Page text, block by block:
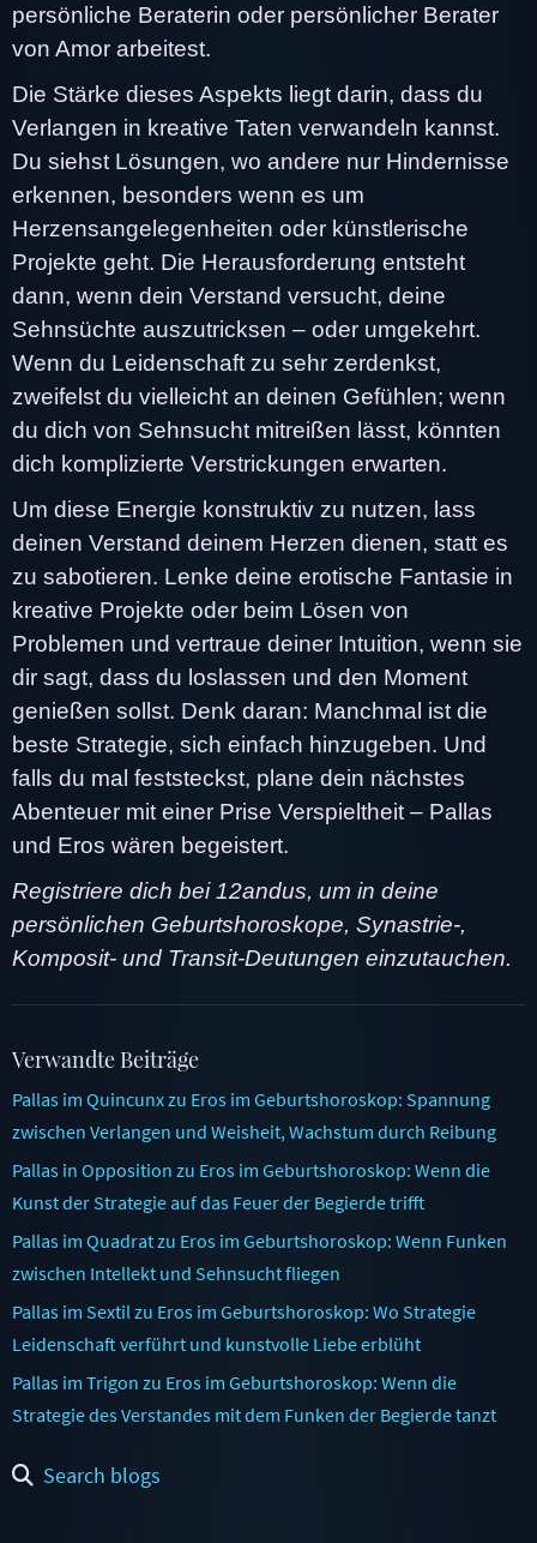
persönliche Beraterin oder persönlicher Berater
von Amor arbeitest.
Die Stärke dieses Aspekts liegt darin, dass du
Verlangen in kreative Taten verwandeln kannst.
Du siehst Lösungen, wo andere nur Hindernisse
erkennen, besonders wenn es um
Herzensangelegenheiten oder künstlerische
Projekte geht. Die Herausforderung entsteht
dann, wenn dein Verstand versucht, deine
Sehnsüchte auszutricksen – oder umgekehrt.
Wenn du Leidenschaft zu sehr zerdenkst,
zweifelst du vielleicht an deinen Gefühlen; wenn
du dich von Sehnsucht mitreißen lässt, könnten
dich komplizierte Verstrickungen erwarten.
Um diese Energie konstruktiv zu nutzen, lass
deinen Verstand deinem Herzen dienen, statt es
zu sabotieren. Lenke deine erotische Fantasie in
kreative Projekte oder beim Lösen von
Problemen und vertraue deiner Intuition, wenn sie
dir sagt, dass du loslassen und den Moment
genießen sollst. Denk daran: Manchmal ist die
beste Strategie, sich einfach hinzugeben. Und
falls du mal feststeckst, plane dein nächstes
Abenteuer mit einer Prise Verspieltheit – Pallas
und Eros wären begeistert.
Registriere dich bei 12andus, um in deine
persönlichen Geburtshoroskope, Synastrie-,
Komposit- und Transit-Deutungen einzutauchen.
Verwandte Beiträge
Pallas im Quincunx zu Eros im Geburtshoroskop: Spannung
zwischen Verlangen und Weisheit, Wachstum durch Reibung
Pallas in Opposition zu Eros im Geburtshoroskop: Wenn die
Kunst der Strategie auf das Feuer der Begierde trifft
Pallas im Quadrat zu Eros im Geburtshoroskop: Wenn Funken
zwischen Intellekt und Sehnsucht fliegen
Pallas im Sextil zu Eros im Geburtshoroskop: Wo Strategie
Leidenschaft verführt und kunstvolle Liebe erblüht
Pallas im Trigon zu Eros im Geburtshoroskop: Wenn die
Strategie des Verstandes mit dem Funken der Begierde tanzt
Search blogs